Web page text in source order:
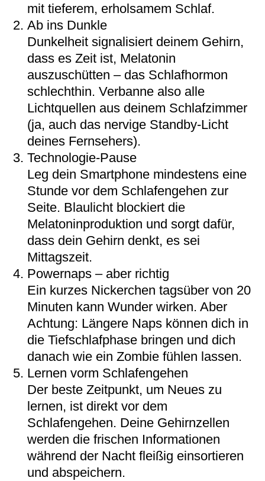
mit tieferem, erholsamem Schlaf.
Ab ins Dunkle
Dunkelheit signalisiert deinem Gehirn,
dass es Zeit ist, Melatonin
auszuschütten – das Schlafhormon
schlechthin. Verbanne also alle
Lichtquellen aus deinem Schlafzimmer
(ja, auch das nervige Standby-Licht
deines Fernsehers).
Technologie-Pause
Leg dein Smartphone mindestens eine
Stunde vor dem Schlafengehen zur
Seite. Blaulicht blockiert die
Melatoninproduktion und sorgt dafür,
dass dein Gehirn denkt, es sei
Mittagszeit.
Powernaps – aber richtig
Ein kurzes Nickerchen tagsüber von 20
Minuten kann Wunder wirken. Aber
Achtung: Längere Naps können dich in
die Tiefschlafphase bringen und dich
danach wie ein Zombie fühlen lassen.
Lernen vorm Schlafengehen
Der beste Zeitpunkt, um Neues zu
lernen, ist direkt vor dem
Schlafengehen. Deine Gehirnzellen
werden die frischen Informationen
während der Nacht fleißig einsortieren
und abspeichern.